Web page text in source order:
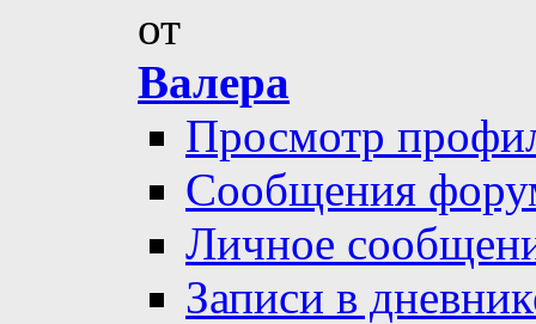
от
Валера
Просмотр
Сообщения
Личное
Записи в